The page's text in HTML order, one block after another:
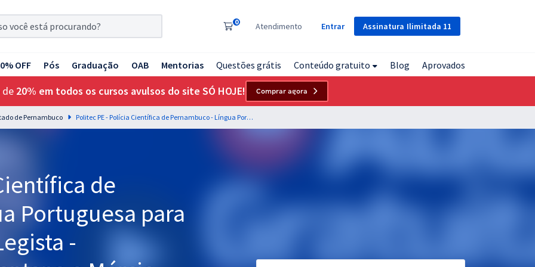
Assinatura Ilimitada 11
0 Atendimento Entrar
OFF Pós Graduação OAB Mentorias Questões grátis Conteúdo gratuito Blog Aprovados
de 20% em todos os cursos avulsos do site SÓ HOJE! Comprar agora
de Pernambuco Politec PE - Polícia Científica de Pernambuco - Língua Portuguesa para o Cargo de Médico Legista - Professores: Elias Santana e Márcio Wesley
de
Portuguesa para
-